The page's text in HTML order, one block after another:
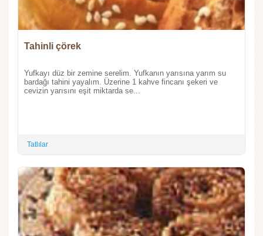
Tahinli çörek
Yufkayı düz bir zemine serelim. Yufkanın yarısına yarım su
bardağı tahini yayalım. Üzerine 1 kahve fincanı şekeri ve
cevizin yarısını eşit miktarda se...
Tatlılar